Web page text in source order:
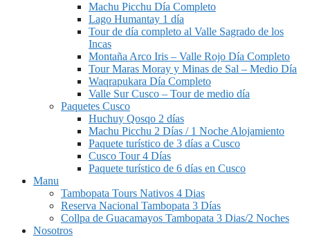
Machu Picchu Día Completo
Lago Humantay 1 día
Tour de día completo al Valle Sagrado de los
Incas
Montaña Arco Iris – Valle Rojo Día Completo
Tour Maras Moray y Minas de Sal – Medio Día
Waqrapukara Día Completo
Valle Sur Cusco – Tour de medio día
Paquetes Cusco
Huchuy Qosqo 2 días
Machu Picchu 2 Días / 1 Noche Alojamiento
Paquete turístico de 3 días a Cusco
Cusco Tour 4 Días
Paquete turístico de 6 días en Cusco
Manu
Tambopata Tours Nativos 4 Dias
Reserva Nacional Tambopata 3 Días
Collpa de Guacamayos Tambopata 3 Dias/2 Noches
Nosotros